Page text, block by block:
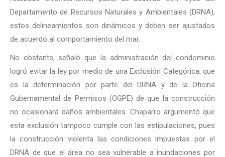
Departamento de Recursos Naturales y Ambientales (DRNA),
estos delineamientos son dinámicos y deben ser ajustados
de acuerdo al comportamiento del mar.
No obstante, señaló que la administración del condominio
logró evitar la ley por medio de una Exclusión Categórica, que
es la determinación por parte del DRNA y de la Oficina
Gubernamental de Permisos (OGPE) de que la construcción
no ocasionará daños ambientales. Chaparro argumentó que
esta exclusión tampoco cumple con las estipulaciones, pues
la construcción violenta las condiciones impuestas por el
DRNA de que el área no sea vulnerable a inundaciones por